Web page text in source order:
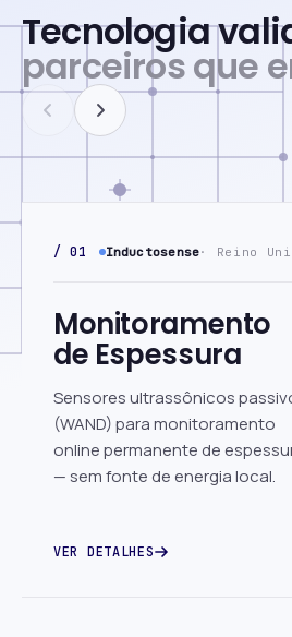
Tecnologia
parceiros que
/ 01 Inductosense· Reino
Monitoramento
de Espessura
Sensores ultrassônicos
(WAND) para monitoramento
online permanente de
— sem fonte de energia local.
VER DETALHES